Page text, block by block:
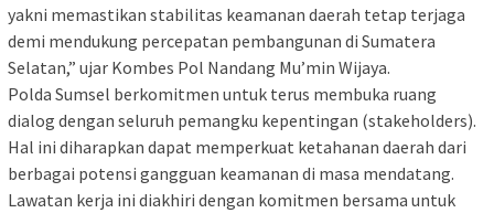
yakni memastikan stabilitas keamanan daerah tetap terjaga
demi mendukung percepatan pembangunan di Sumatera
Selatan,” ujar Kombes Pol Nandang Mu’min Wijaya.
Polda Sumsel berkomitmen untuk terus membuka ruang
dialog dengan seluruh pemangku kepentingan (stakeholders).
Hal ini diharapkan dapat memperkuat ketahanan daerah dari
berbagai potensi gangguan keamanan di masa mendatang.
Lawatan kerja ini diakhiri dengan komitmen bersama untuk